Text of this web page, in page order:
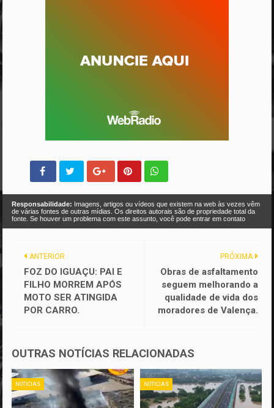
Responsabilidade: Imagens, artigos ou vídeos que existem na web às vezes vêm
de várias fontes de outras mídias. Os direitos autorais são de propriedade total da
fonte. Se houver um problema com este assunto, você pode entrar em contato
PRÓXIMA
Obras de asfaltamento
seguem melhorando a
qualidade de vida dos
moradores de Valença.
ANTERIOR
FOZ DO IGUAÇU: PAI E
FILHO MORREM APÓS
MOTO SER ATINGIDA
POR CARRO.
OUTRAS NOTÍCIAS RELACIONADAS
NOTICIAS NOTICIAS